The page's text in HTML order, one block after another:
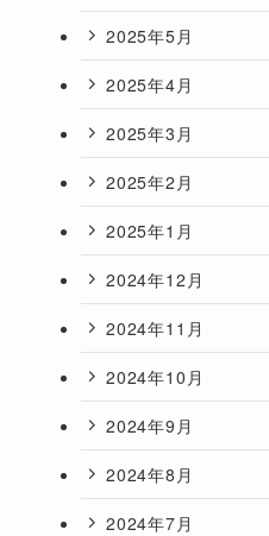
2025年5月
2025年4月
2025年3月
2025年2月
2025年1月
2024年12月
2024年11月
2024年10月
2024年9月
2024年8月
2024年7月